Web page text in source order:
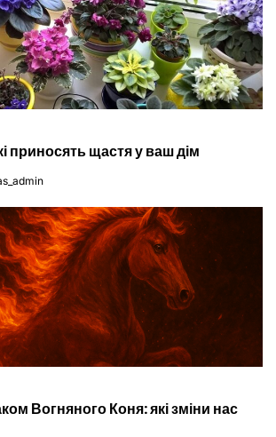
приносять щастя у ваш дім
Вогняного Коня: які зміни нас